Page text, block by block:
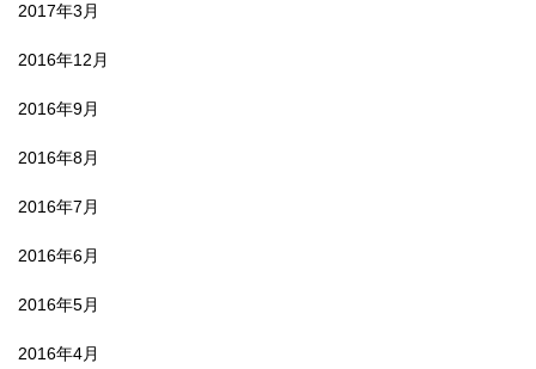
2017年3月
2016年12月
2016年9月
2016年8月
2016年7月
2016年6月
2016年5月
2016年4月